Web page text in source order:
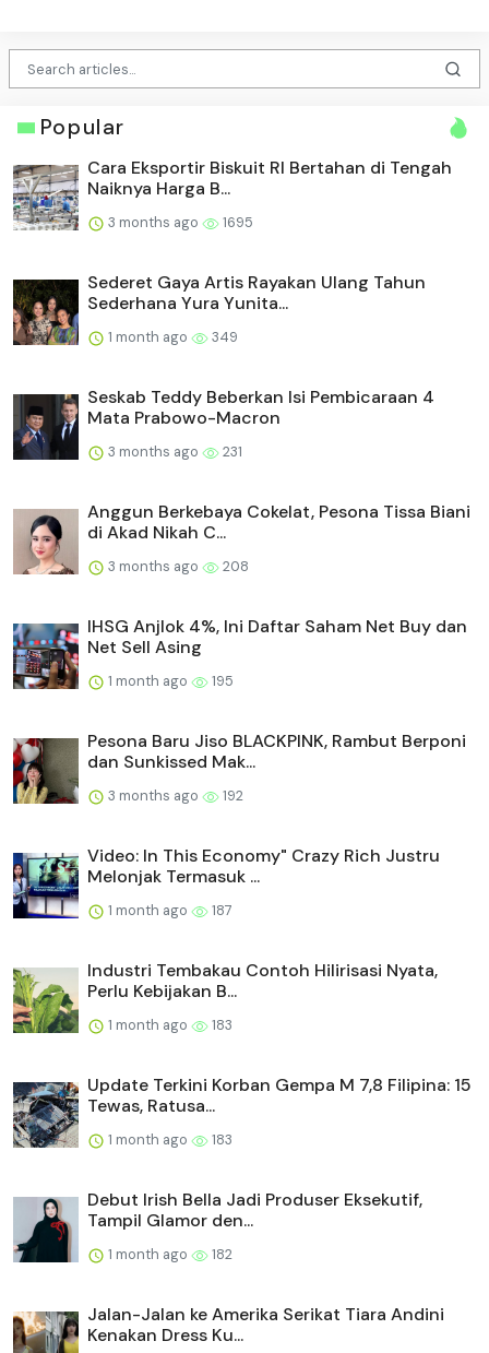
Popular
Cara Eksportir Biskuit RI Bertahan di Tengah
Naiknya Harga B...
3 months ago 1695
Sederet Gaya Artis Rayakan Ulang Tahun
Sederhana Yura Yunita...
1 month ago 349
Seskab Teddy Beberkan Isi Pembicaraan 4
Mata Prabowo-Macron
3 months ago 231
Anggun Berkebaya Cokelat, Pesona Tissa Biani
di Akad Nikah C...
3 months ago 208
IHSG Anjlok 4%, Ini Daftar Saham Net Buy dan
Net Sell Asing
1 month ago 195
Pesona Baru Jiso BLACKPINK, Rambut Berponi
dan Sunkissed Mak...
3 months ago 192
Video: In This Economy" Crazy Rich Justru
Melonjak Termasuk ...
1 month ago 187
Industri Tembakau Contoh Hilirisasi Nyata,
Perlu Kebijakan B...
1 month ago 183
Update Terkini Korban Gempa M 7,8 Filipina: 15
Tewas, Ratusa...
1 month ago 183
Debut Irish Bella Jadi Produser Eksekutif,
Tampil Glamor den...
1 month ago 182
Jalan-Jalan ke Amerika Serikat Tiara Andini
Kenakan Dress Ku...